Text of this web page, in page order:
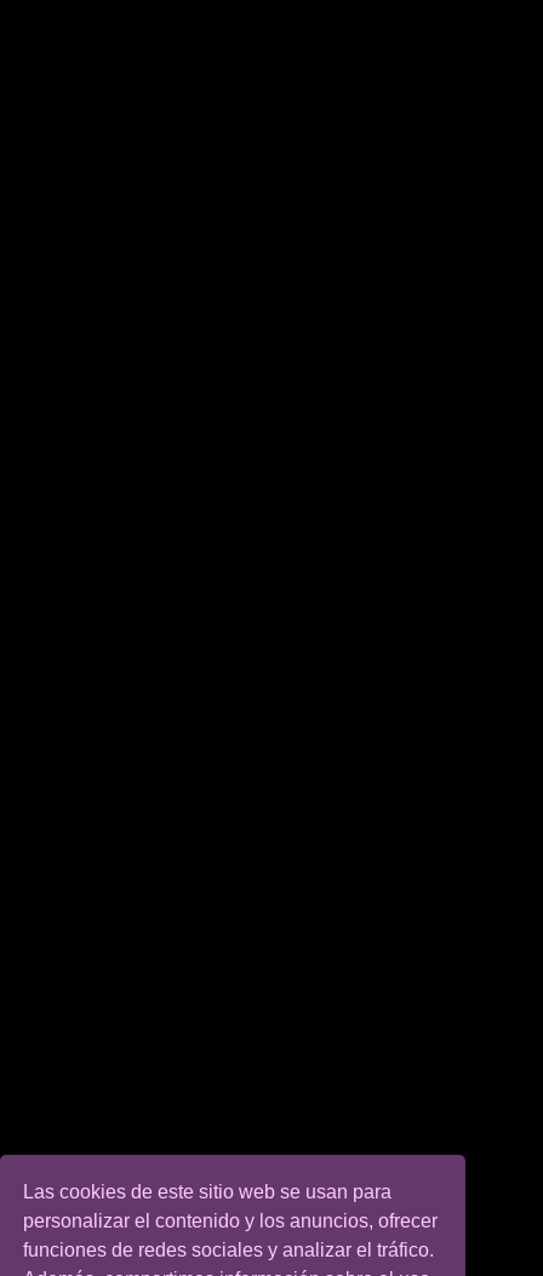
Las cookies de este sitio web se usan para
personalizar el contenido y los anuncios, ofrecer
funciones de redes sociales y analizar el tráfico.